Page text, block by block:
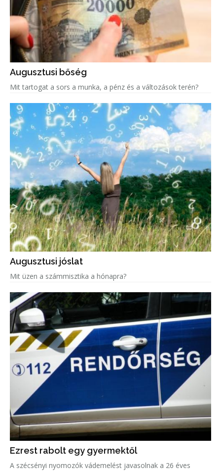
Augusztusi bőség
Mit tartogat a sors a munka, a pénz és a változások terén?
Augusztusi jóslat
Mit üzen a számmisztika a hónapra?
Ezrest rabolt egy gyermektől
A szécsényi nyomozók vádemelést javasolnak a 26 éves